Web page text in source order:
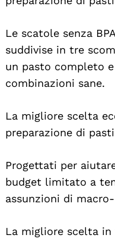
Le scatole senza
suddivise in tre
un pasto completo
combinazioni sane.
La migliore scelta
preparazione di
Progettati per
budget limitato a
assunzioni di
La migliore scelta